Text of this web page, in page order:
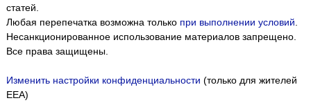
статей.
Любая перепечатка возможна только при выполнении условий.
Несанкционированное использование материалов запрещено.
Все права защищены.
Изменить настройки конфиденциальности (только для жителей
EEA)